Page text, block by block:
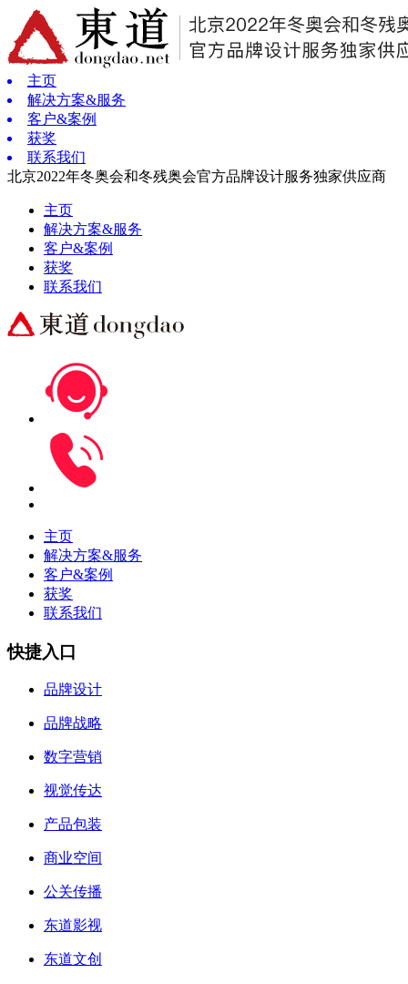
主页
解决方案&服务
客户&案例
获奖
联系我们
北京2022年冬奥会和冬残奥会官方品牌设计服务独家供应商
主页
解决方案&服务
客户&案例
获奖
联系我们
主页
解决方案&服务
客户&案例
获奖
联系我们
快捷入口
品牌设计
品牌战略
数字营销
视觉传达
产品包装
商业空间
公关传播
东道影视
东道文创